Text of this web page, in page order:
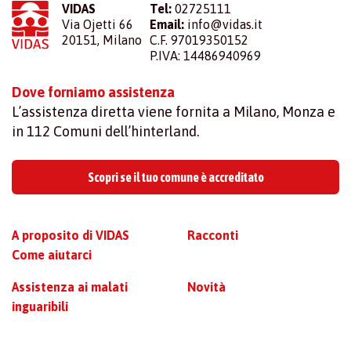
VIDAS
Via Ojetti 66
20151, Milano
Tel: 02725111
Email: info@vidas.it
C.F. 97019350152
P.IVA: 14486940969
Dove forniamo assistenza
L’assistenza diretta viene fornita a Milano, Monza e
in 112 Comuni dell’hinterland.
Scopri se il tuo comune è accreditato
A proposito di VIDAS
Come aiutarci
Assistenza ai malati
inguaribili
Racconti
Novità